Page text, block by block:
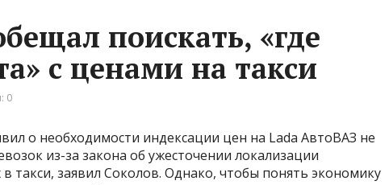
поискать, «где
с ценами на такси
0
о необходимости индексации цен на Lada АвтоВАЗ не
из-за закона об ужесточении локализации
такси, заявил Соколов. Однако, чтобы понять экономику